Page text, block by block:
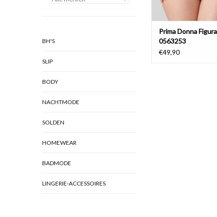
BH'S
SLIP
BODY
NACHTMODE
SOLDEN
HOMEWEAR
BADMODE
LINGERIE-ACCESSOIRES
Prima Donna
0563253
€49,90